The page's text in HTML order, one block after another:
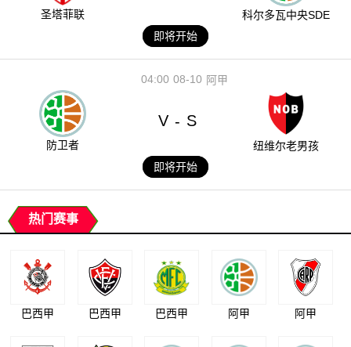
圣塔菲联
科尔多瓦中央SDE
即将开始
08-10
04:00 阿甲
防卫者
V - S
纽维尔老男孩
即将开始
热门赛事
巴西甲 巴西甲 巴西甲 阿甲 阿甲